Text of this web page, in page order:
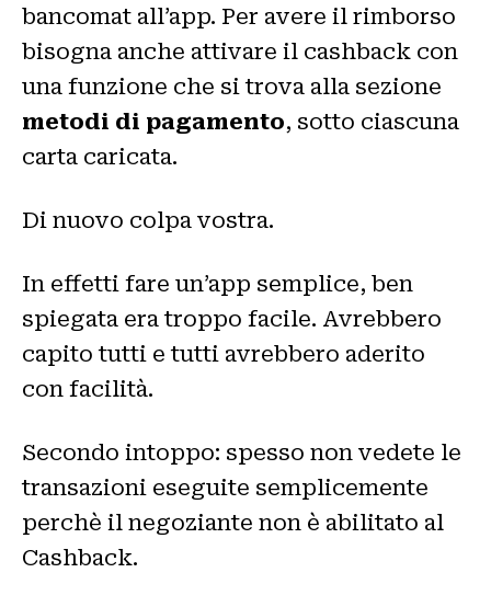
bancomat all’app. Per avere il rimborso
bisogna anche attivare il cashback con
una funzione che si trova alla sezione
metodi di pagamento, sotto ciascuna
carta caricata.
Di nuovo colpa vostra.
In effetti fare un’app semplice, ben
spiegata era troppo facile. Avrebbero
capito tutti e tutti avrebbero aderito
con facilità.
Secondo intoppo: spesso non vedete le
transazioni eseguite semplicemente
perchè il negoziante non è abilitato al
Cashback.